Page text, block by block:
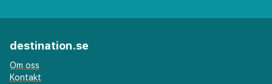
destination.se
Om oss
Kontakt